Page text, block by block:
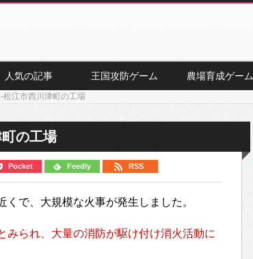
人気の記事 王国攻防ゲーム 農場育成ゲーム
松江市西川津町の工場
の工場
Pocket Feedly RSS
で、大規模な火事が発生しました。
みられ、大量の消防が駆け付け消火活動に